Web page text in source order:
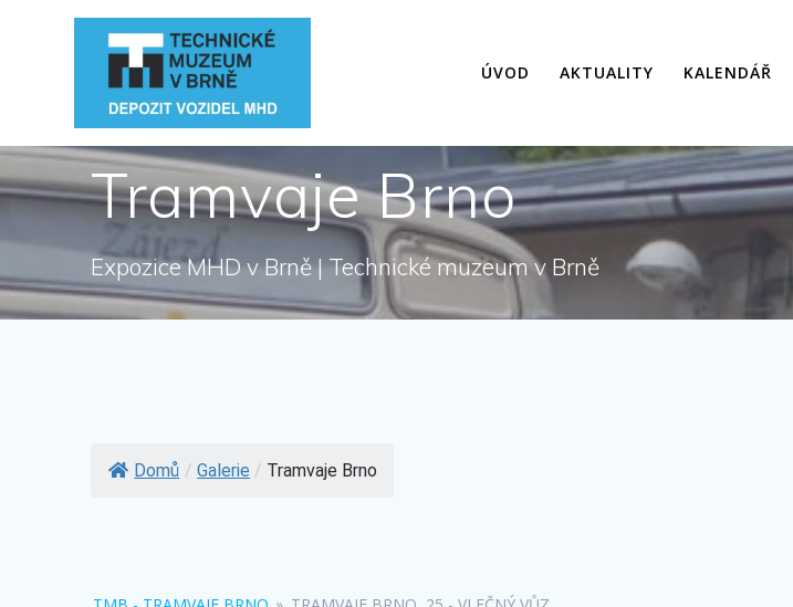
Přeskočit
ÚVOD AKTUALITY KALENDÁŘ
Tramvaje Brno
Expozice MHD v Brně | Technické muzeum v Brně
Domů / Galerie / Tramvaje Brno